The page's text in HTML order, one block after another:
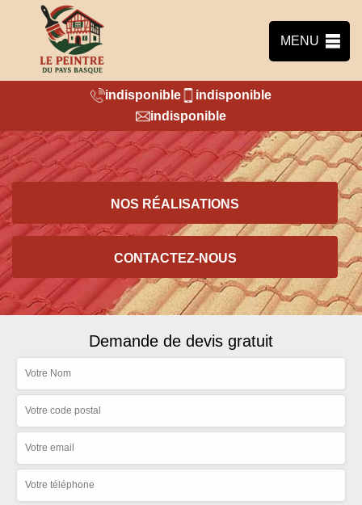
MENU
indisponible
indisponible
indisponible
NOS RÉALISATIONS
CONTACTEZ-NOUS
Demande de devis gratuit